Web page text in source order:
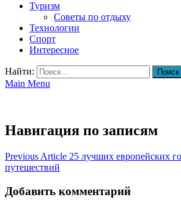
Туризм
Советы по отдыху
Технологии
Спорт
Интересное
Найти:
Main Menu
Навигация по записям
Previous Article 25 лучших европейских
путешествий
Добавить комментарий